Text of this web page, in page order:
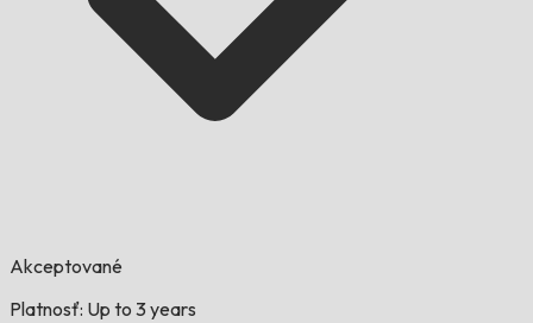
Akceptované
Platnosť: Up to 3 years